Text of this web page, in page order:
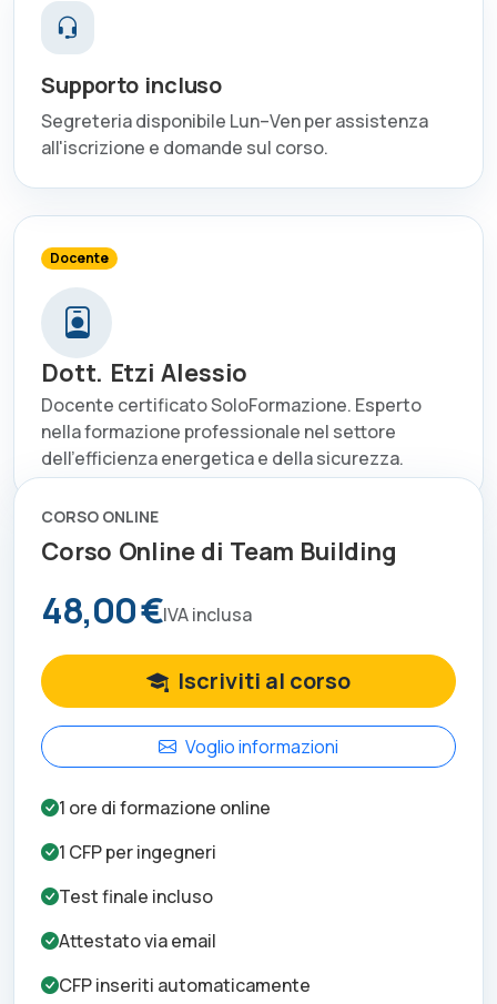
Supporto incluso
Segreteria disponibile Lun–Ven per assistenza
all'iscrizione e domande sul corso.
Docente
Dott. Etzi Alessio
Docente certificato SoloFormazione. Esperto
nella formazione professionale nel settore
dell'efficienza energetica e della sicurezza.
CORSO ONLINE
Corso Online di Team Building
48,00 €IVA inclusa
Iscriviti al corso
Voglio informazioni
1 ore di formazione online
1 CFP peringegneri
Test finale incluso
Attestato via email
CFP inseriti automaticamente